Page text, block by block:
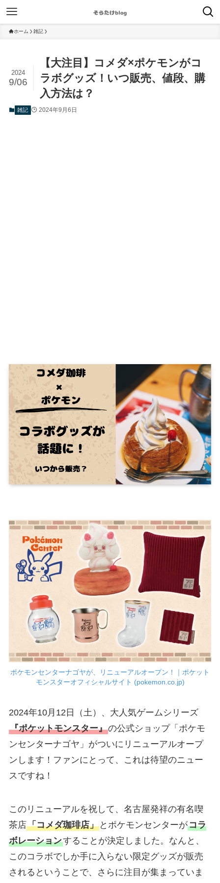
ホーム 雑記
【大注目】コメダ×ポケモンがコ
ラボグッズ！いつ販売、値段、購
入方法は？
2024
9/06
雑記 2024年9月6日
ポケモンセンターナゴヤが、リニューアルオープン！｜ポケット
モンスターオフィシャルサイト (pokemon.co.jp)
2024年10月12日（土）、大人気ゲームシリーズ
『ポケットモンスター』の公式ショップ「ポケモ
ンセンターナゴヤ」がついにリニューアルオープ
ンします！ファンにとって、これは待望のニュー
スですね！
このリニューアルを祝して、名古屋発祥の有名喫
茶店「コメダ珈琲店」とポケモンセンターがコラ
ボレーションすることが決定しました。なんと、
このコラボでしか手に入らない限定グッズが販売
されるということで、さらに注目が集まっていま